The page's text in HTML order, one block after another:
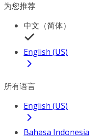
为您推荐
中文（简体）
English (US)
所有语言
English (US)
Bahasa Indonesia